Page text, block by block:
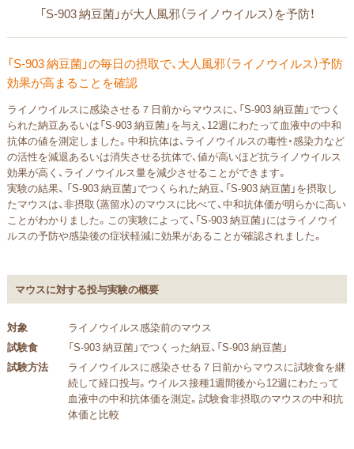
「S-903 納豆菌」が大人風邪（ライノウイルス）を予防！
「S-903 納豆菌」の毎日の摂取で、大人風邪（ライノウイルス）予防
効果が高まることを確認
ライノウイルスに感染させる７日前からマウスに、「S-903 納豆菌」でつく
られた納豆あるいは「S-903 納豆菌」を与え、12週にわたって血液中の中和
抗体の値を測定しました。中和抗体は、ライノウイルスの毒性・感染力など
の活性を減退あるいは消失させる抗体で、値が高いほど抗ライノウイルス
効果が高く、ライノウイルス量を減少させることができます。
実験の結果、 「S-903 納豆菌」でつくられた納豆、「S-903 納豆菌」を摂取し
たマウスは、非摂取（蒸留水）のマウスに比べて、中和抗体価が明らかに高い
ことがわかりました。この実験によって、「S-903 納豆菌」にはライノウイ
ルスの予防や感染後の症状軽減に効果があることが確認されました。
マウスに対する投与実験の概要
対象
ライノウイルス感染前のマウス
試験食
「S-903 納豆菌」でつくった納豆、「S-903 納豆菌」
試験方法
ライノウイルスに感染させる７日前からマウスに試験食を継
続して経口投与。ウイルス接種1週間後から12週にわたって
血液中の中和抗体価を測定。試験食非摂取のマウスの中和抗
体価と比較